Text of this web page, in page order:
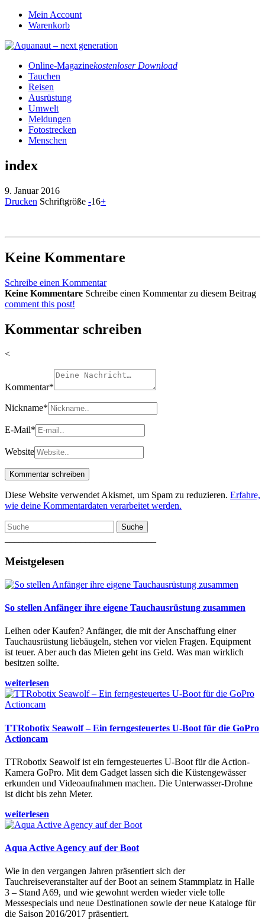
Mein Account
Warenkorb
Online-Magazinekostenloser Download
Tauchen
Reisen
Ausrüstung
Umwelt
Meldungen
Fotostrecken
Menschen
index
9. Januar 2016
Drucken Schriftgröße -16+
Keine Kommentare
Schreibe einen Kommentar
Keine Kommentare Schreibe einen Kommentar zu diesem Beitrag
comment this post!
Kommentar schreiben
<
Kommentar*
Nickname*
E-Mail*
Website
Diese Website verwendet Akismet, um Spam zu reduzieren. Erfahre,
wie deine Kommentardaten verarbeitet werden.
Suche
Meistgelesen
So stellen Anfänger ihre eigene Tauchausrüstung zusammen
Leihen oder Kaufen? Anfänger, die mit der Anschaffung einer
Tauchausrüstung liebäugeln, stehen vor vielen Fragen. Equipment
ist teuer. Aber auch das Mieten geht ins Geld. Was man wirklich
besitzen sollte.
weiterlesen
TTRobotix Seawolf – Ein ferngesteuertes U-Boot für die GoPro
Actioncam
TTRobotix Seawolf ist ein ferngesteuertes U-Boot für die Action-
Kamera GoPro. Mit dem Gadget lassen sich die Küstengewässer
erkunden und Videoaufnahmen machen. Die Unterwasser-Drohne
ist dicht bis zehn Meter.
weiterlesen
Aqua Active Agency auf der Boot
Wie in den vergangen Jahren präsentiert sich der
Tauchreiseveranstalter auf der Boot an seinem Stammplatz in Halle
3 – Stand A69, und wie gewohnt werden wieder viele tolle
Messespecials und neue Destinationen sowie der neue Kataloge für
die Saison 2016/2017 präsentiert.